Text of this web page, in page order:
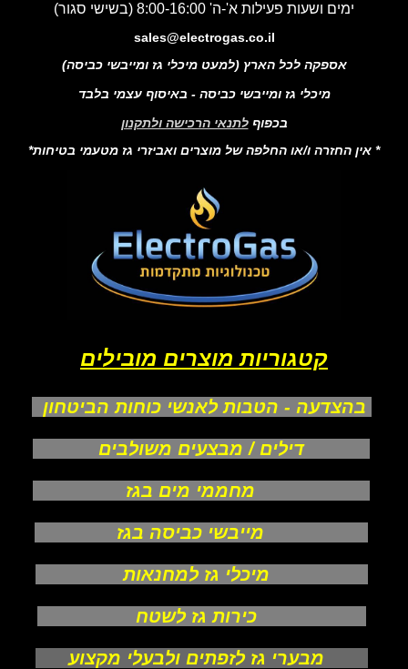
ימים ושעות פעילות א'-ה' 8:00-16:00 (בשישי סגור)
sales@electrogas.co.il
אספקה לכל הארץ (למעט מיכלי גז ומייבשי כביסה)
מיכלי גז ומייבשי כביסה - באיסוף עצמי בלבד
בכפוף לתנאי הרכישה ולתקנון
* אין החזרה ו/או החלפה של מוצרים ואביזרי גז מטעמי בטיחות*
קטגוריות מוצרים מובילים
בהצדעה - הטבות לאנשי כוחות הביטחון
דילים / מבצעים משולבים
מחממי מים בגז
מייבשי כביסה בגז
מיכלי גז למחנאות
כירות גז לשטח
מבערי גז לזפתים ולבעלי מקצוע